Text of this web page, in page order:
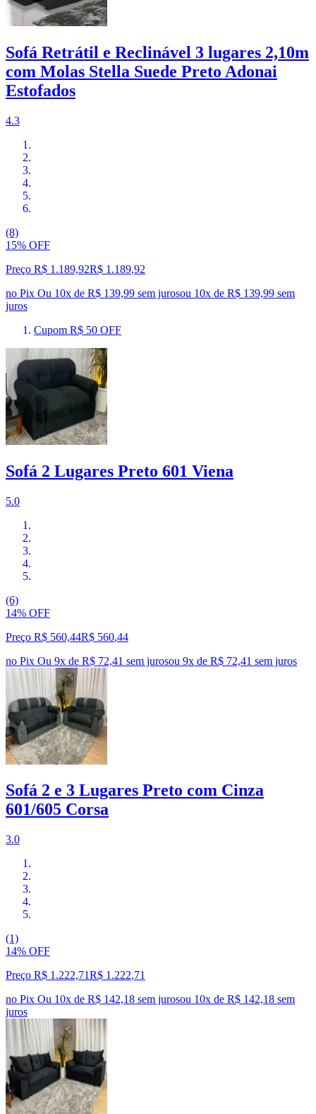
Sofá Retrátil e Reclinável 3 lugares 2,10m
com Molas Stella Suede Preto Adonai
Estofados
4.3
(8)
15% OFF
Preço R$ 1.189,92R$ 1.189,92
no Pix Ou 10x de R$ 139,99 sem jurosou 10x de R$ 139,99 sem
juros
Cupom R$ 50 OFF
Sofá 2 Lugares Preto 601 Viena
5.0
(6)
14% OFF
Preço R$ 560,44R$ 560,44
no Pix Ou 9x de R$ 72,41 sem jurosou 9x de R$ 72,41 sem juros
Sofá 2 e 3 Lugares Preto com Cinza
601/605 Corsa
3.0
(1)
14% OFF
Preço R$ 1.222,71R$ 1.222,71
no Pix Ou 10x de R$ 142,18 sem jurosou 10x de R$ 142,18 sem
juros